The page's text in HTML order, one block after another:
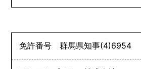
免許番号群馬県知事(4)6954